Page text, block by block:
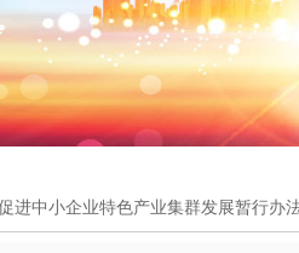
进中小企业特色产业集群发展暂行办